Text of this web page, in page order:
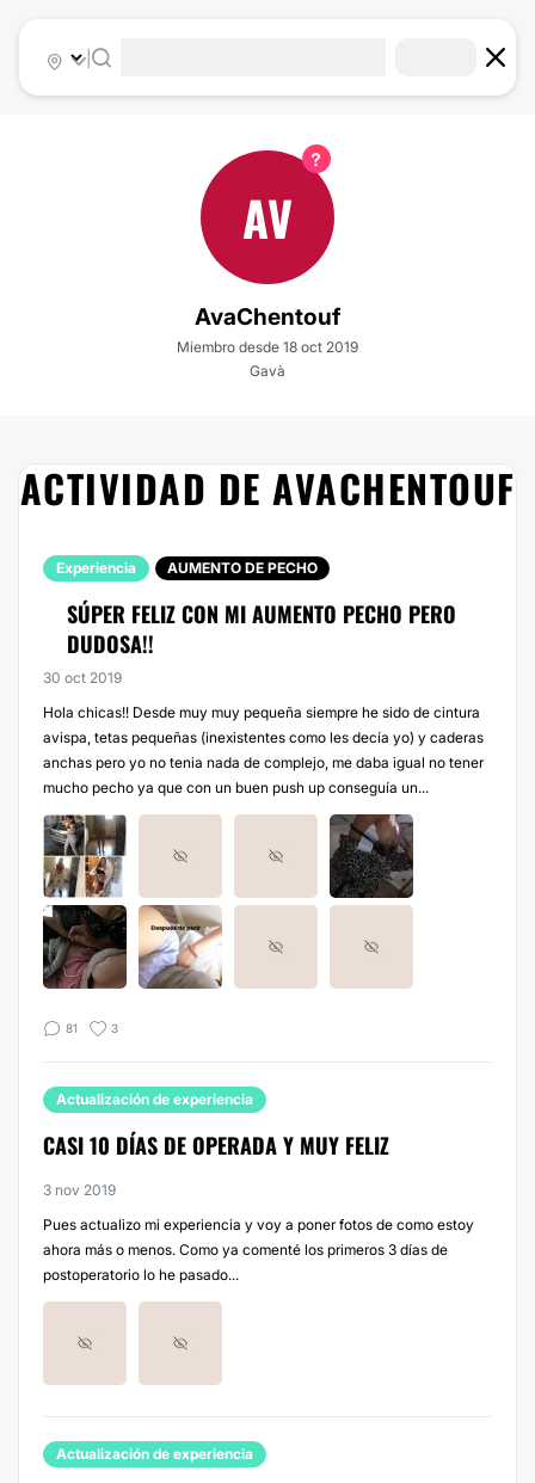
|
AV
AvaChentouf
Miembro desde 18 oct 2019
Gavà
ACTIVIDAD DE AVACHENTOUF
Experiencia AUMENTO DE PECHO
SÚPER FELIZ CON MI AUMENTO PECHO PERO
DUDOSA!!
30 oct 2019
Hola chicas!! Desde muy muy pequeña siempre he sido de cintura
avispa, tetas pequeñas (inexistentes como les decía yo) y caderas
anchas pero yo no tenia nada de complejo, me daba igual no tener
mucho pecho ya que con un buen push up conseguía un...
81 3
Actualización de experiencia
CASI 10 DÍAS DE OPERADA Y MUY FELIZ
3 nov 2019
Pues actualizo mi experiencia y voy a poner fotos de como estoy
ahora más o menos. Como ya comenté los primeros 3 días de
postoperatorio lo he pasado...
Actualización de experiencia